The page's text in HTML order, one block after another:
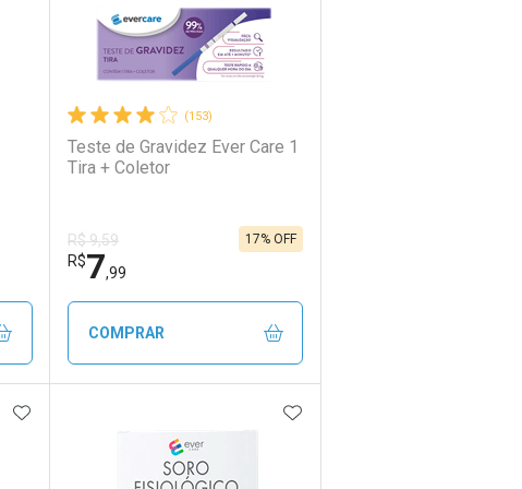
FECHAR
FECHAR
(153)
Teste de Gravidez Ever Care 1
Tira + Coletor
R$ 9,59
R$7,99
17% OFF
COMPRAR
FECHAR
Laboratório
FECHAR
Por Menos
ADICIONAR AOS FAVORITOS ADICIONAR AOS